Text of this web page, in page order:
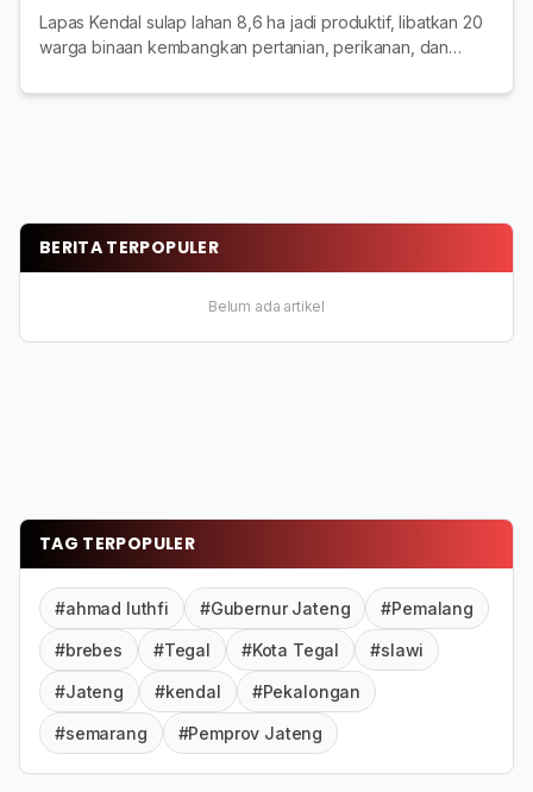
Dilibatkan
Lapas Kendal sulap lahan 8,6 ha jadi produktif, libatkan 20
warga binaan kembangkan pertanian, perikanan, dan
BERITA TERPOPULER
Belum ada artikel
TAG TERPOPULER
#ahmad luthfi #Gubernur Jateng #Pemalang
#brebes #Tegal #Kota Tegal #slawi
#Jateng #kendal #Pekalongan
#semarang #Pemprov Jateng